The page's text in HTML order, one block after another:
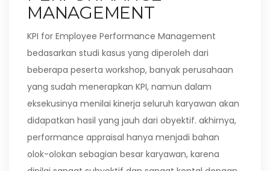
MANAGEMENT
KPI for Employee Performance Management
bedasarkan studi kasus yang diperoleh dari
beberapa peserta workshop, banyak perusahaan
yang sudah menerapkan KPI, namun dalam
eksekusinya menilai kinerja seluruh karyawan akan
didapatkan hasil yang jauh dari obyektif. akhirnya,
performance appraisal hanya menjadi bahan
olok-olokan sebagian besar karyawan, karena